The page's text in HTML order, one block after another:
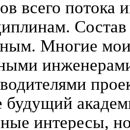
всего
Состав
Многие
будущий
интересы,